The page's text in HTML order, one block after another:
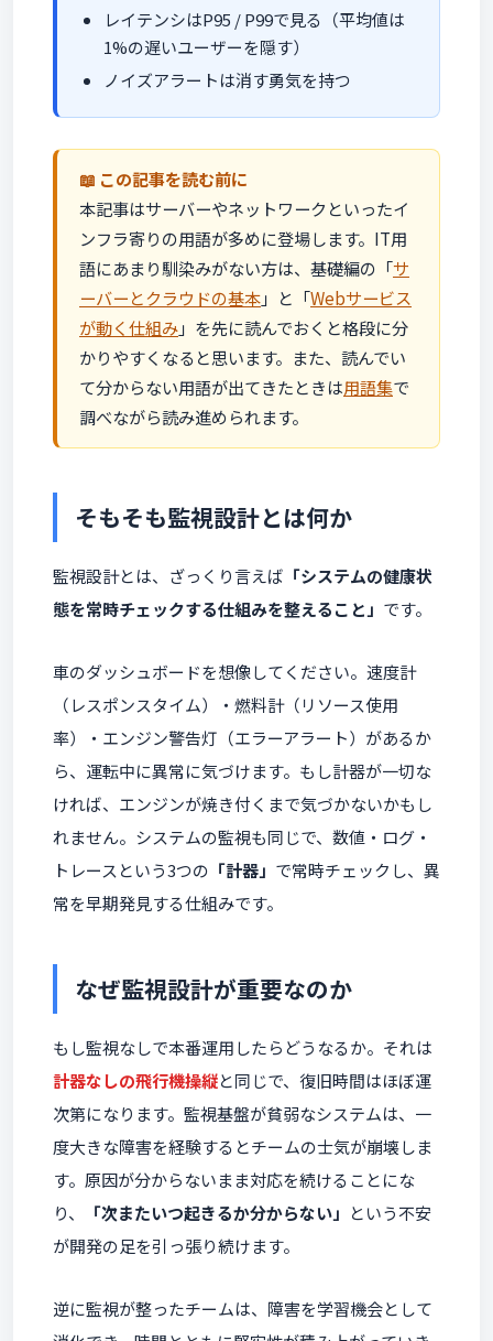
レイテンシはP95 / P99で見る（平均値は
1%の遅いユーザーを隠す）
ノイズアラートは消す勇気を持つ
この記事を読む前に
本記事はサーバーやネットワークといったイ
ンフラ寄りの用語が多めに登場します。IT用
語にあまり馴染みがない方は、基礎編の「サ
ーバーとクラウドの基本」と「Webサービス
が動く仕組み」を先に読んでおくと格段に分
かりやすくなると思います。また、読んでい
て分からない用語が出てきたときは用語集で
調べながら読み進められます。
そもそも監視設計とは何か
監視設計とは、ざっくり言えば 「システムの健康状
態を常時チェックする仕組みを整えること」 です。
車のダッシュボードを想像してください。速度計
（レスポンスタイム）・燃料計（リソース使用
率）・エンジン警告灯（エラーアラート）があるか
ら、運転中に異常に気づけます。もし計器が一切な
ければ、エンジンが焼き付くまで気づかないかもし
れません。システムの監視も同じで、数値・ログ・
トレースという3つの 「計器」 で常時チェックし、異
常を早期発見する仕組みです。
なぜ監視設計が重要なのか
もし監視なしで本番運用したらどうなるか。それは
計器なしの飛行機操縦と同じで、復旧時間はほぼ運
次第になります。監視基盤が貧弱なシステムは、一
度大きな障害を経験するとチームの士気が崩壊しま
す。原因が分からないまま対応を続けることにな
り、
「次またいつ起きるか分からない」 という不安
が開発の足を引っ張り続けます。
逆に監視が整ったチームは、障害を学習機会として